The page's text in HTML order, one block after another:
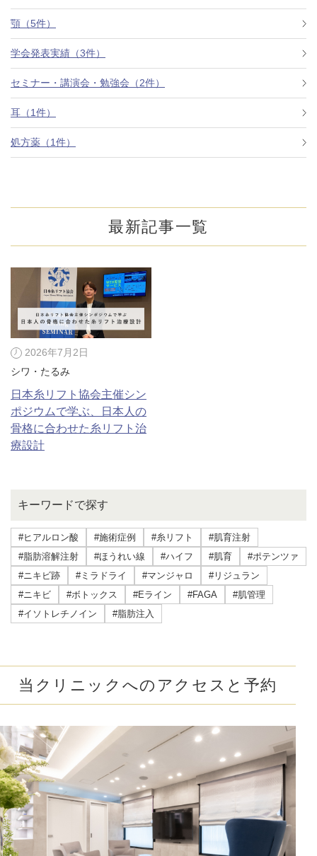
よくあるご質問
美容ブログ
井畑 峰紀 医師
顎（5件）
学会発表実績（3件）
セミナー・講演会・勉強会（2件）
耳（1件）
処方薬（1件）
キーワードで探す
#ヒアルロン酸 #施術症例 #糸リフト
#肌育注射
#脂肪溶解注射
#ほうれい線 #ハイフ #肌育
#ポテンツァ
#ニキビ跡
#ミラドライ #マンジャロ
#リジュラン
#ニキビ
#ボトックス #Eライン #FAGA
#肌管理
#イソトレチノイン
#脂肪注入
最新記事一覧
2026年7月2日
シワ・たるみ
日本糸リフト協会主催シン
ポジウムで学ぶ、日本人の
骨格に合わせた糸リフト治
療設計
当クリニックへのアクセスと予約